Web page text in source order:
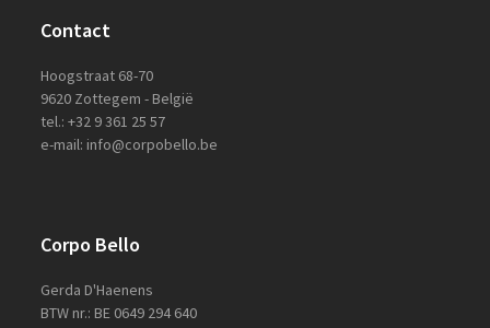
Contact
Hoogstraat 68-70
9620 Zottegem - België
tel.: +32 9 361 25 57
e-mail: info@corpobello.be
Corpo Bello
Gerda D'Haenens
BTW nr.: BE 0649 294 640